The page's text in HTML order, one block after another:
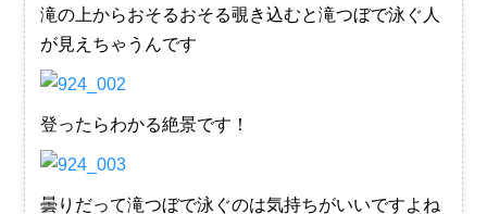
滝の上からおそるおそる覗き込むと滝つぼで泳ぐ人
が見えちゃうんです
登ったらわかる絶景です！
曇りだって滝つぼで泳ぐのは気持ちがいいですよね